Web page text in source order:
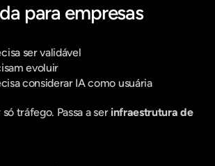
para empresas
ser validável
evoluir
considerar IA como usuária
tráfego. Passa a ser infraestrutura de